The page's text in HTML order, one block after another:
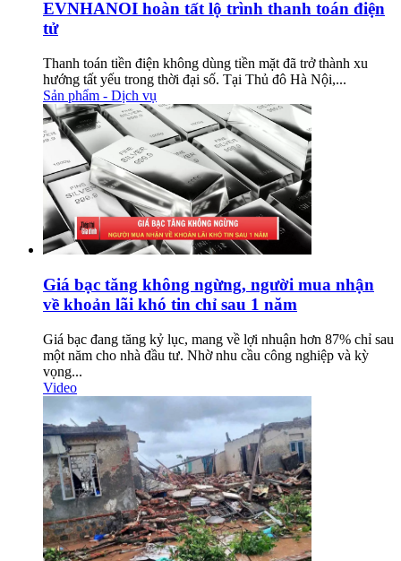
EVNHANOI hoàn tất lộ trình thanh toán điện
tử
Thanh toán tiền điện không dùng tiền mặt đã trở thành xu
hướng tất yếu trong thời đại số. Tại Thủ đô Hà Nội,...
Sản phẩm - Dịch vụ
Giá bạc tăng không ngừng, người mua nhận
về khoản lãi khó tin chỉ sau 1 năm
Giá bạc đang tăng kỷ lục, mang về lợi nhuận hơn 87% chỉ sau
một năm cho nhà đầu tư. Nhờ nhu cầu công nghiệp và kỳ
vọng...
Video